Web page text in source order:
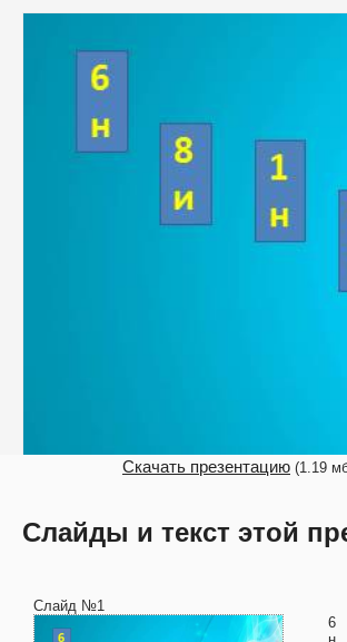
Скачать презентацию (1.19
Слайды и текст этой
Слайд №1
6